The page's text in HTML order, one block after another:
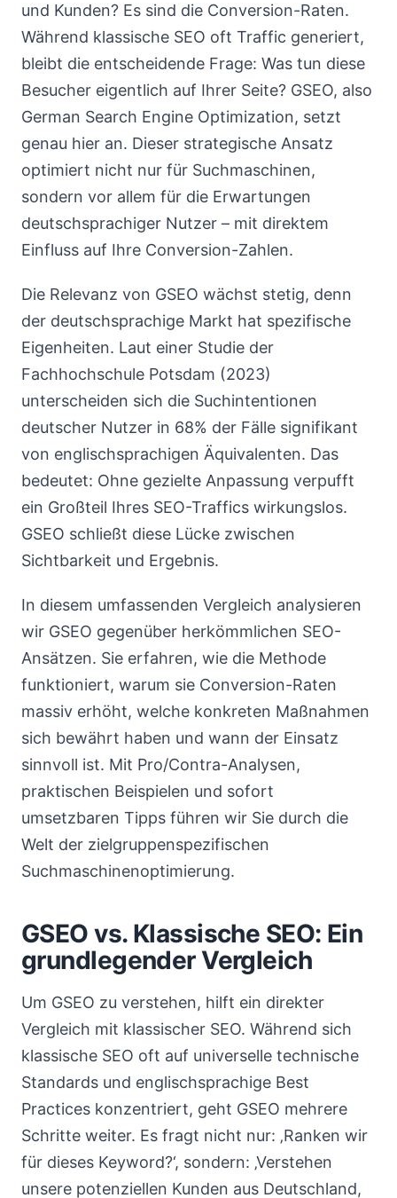
und Kunden? Es sind die Conversion-Raten.
Während klassische SEO oft Traffic generiert,
bleibt die entscheidende Frage: Was tun diese
Besucher eigentlich auf Ihrer Seite? GSEO, also
German Search Engine Optimization, setzt
genau hier an. Dieser strategische Ansatz
optimiert nicht nur für Suchmaschinen,
sondern vor allem für die Erwartungen
deutschsprachiger Nutzer – mit direktem
Einfluss auf Ihre Conversion-Zahlen.
Die Relevanz von GSEO wächst stetig, denn
der deutschsprachige Markt hat spezifische
Eigenheiten. Laut einer Studie der
Fachhochschule Potsdam (2023)
unterscheiden sich die Suchintentionen
deutscher Nutzer in 68% der Fälle signifikant
von englischsprachigen Äquivalenten. Das
bedeutet: Ohne gezielte Anpassung verpufft
ein Großteil Ihres SEO-Traffics wirkungslos.
GSEO schließt diese Lücke zwischen
Sichtbarkeit und Ergebnis.
In diesem umfassenden Vergleich analysieren
wir GSEO gegenüber herkömmlichen SEO-
Ansätzen. Sie erfahren, wie die Methode
funktioniert, warum sie Conversion-Raten
massiv erhöht, welche konkreten Maßnahmen
sich bewährt haben und wann der Einsatz
sinnvoll ist. Mit Pro/Contra-Analysen,
praktischen Beispielen und sofort
umsetzbaren Tipps führen wir Sie durch die
Welt der zielgruppenspezifischen
Suchmaschinenoptimierung.
GSEO vs. Klassische SEO: Ein
grundlegender Vergleich
Um GSEO zu verstehen, hilft ein direkter
Vergleich mit klassischer SEO. Während sich
klassische SEO oft auf universelle technische
Standards und englischsprachige Best
Practices konzentriert, geht GSEO mehrere
Schritte weiter. Es fragt nicht nur: ‚Ranken wir
für dieses Keyword?‘, sondern: ‚Verstehen
unsere potenziellen Kunden aus Deutschland,